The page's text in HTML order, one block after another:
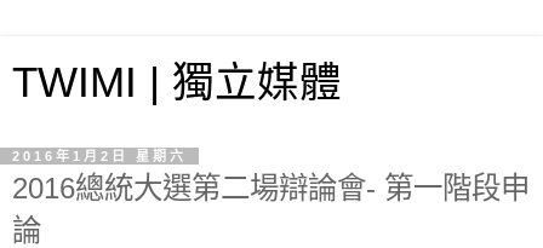
TWIMI | 獨立媒體
2016年1月2日 星期六
2016總統大選第二場辯論會- 第一階段申
論